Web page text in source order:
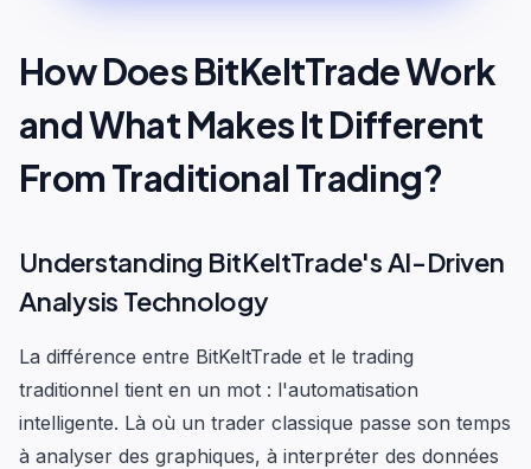
How Does BitKeltTrade Work
and What Makes It Different
From Traditional Trading?
Understanding BitKeltTrade's AI-Driven
Analysis Technology
La différence entre BitKeltTrade et le trading
traditionnel tient en un mot : l'automatisation
intelligente. Là où un trader classique passe son temps
à analyser des graphiques, à interpréter des données